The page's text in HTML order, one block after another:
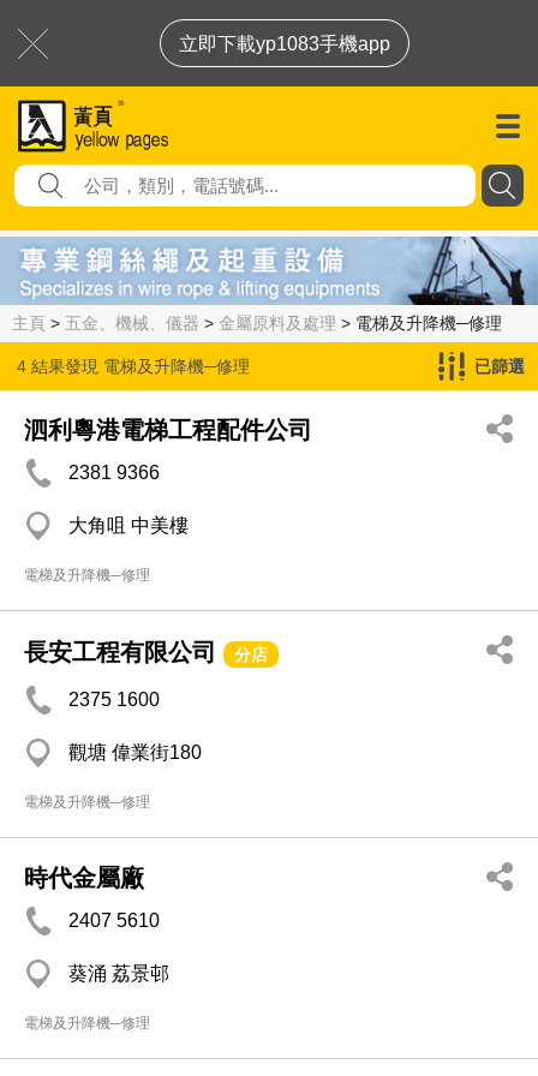
立即下載yp1083手機app
主頁 > 五金、機械、儀器 > 金屬原料及處理 > 電梯及升降機─修理
4 結果發現 電梯及升降機─修理 已篩選
泗利粵港電梯工程配件公司
2381 9366
大角咀 中美樓
電梯及升降機─修理
長安工程有限公司 分店
2375 1600
觀塘 偉業街180
電梯及升降機─修理
時代金屬廠
2407 5610
葵涌 荔景邨
電梯及升降機─修理